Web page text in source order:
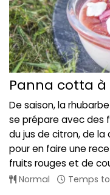
Panna cotta
De saison, la
se prépare avec des
du jus de citron, de
pour en faire une
fruits rouges et de
Normal Temps